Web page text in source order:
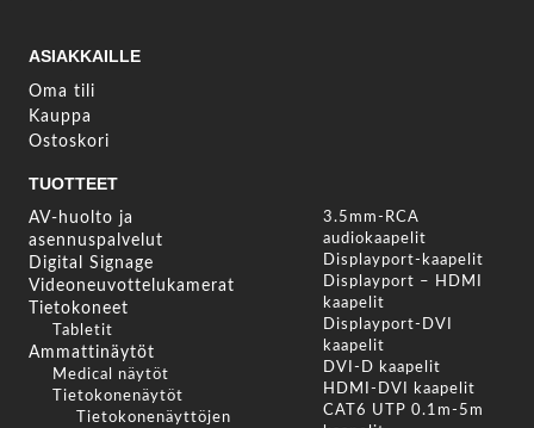
ASIAKKAILLE
Oma tili
Kauppa
Ostoskori
TUOTTEET
AV-huolto ja
asennuspalvelut
Digital Signage
Videoneuvottelukamerat
Tietokoneet
Tabletit
Ammattinäytöt
Medical näytöt
Tietokonenäytöt
Tietokonenäyttöjen
3.5mm-RCA
audiokaapelit
Displayport-kaapelit
Displayport – HDMI
kaapelit
Displayport-DVI
kaapelit
DVI-D kaapelit
HDMI-DVI kaapelit
CAT6 UTP 0.1m-5m